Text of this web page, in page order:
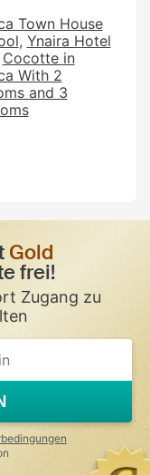
Town House
Ynaira Hotel
Cocotte in
With 2
and 3
Gold
frei!
Zugang zu